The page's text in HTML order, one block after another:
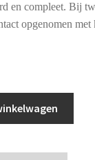
en compleet. Bij
opgenomen met